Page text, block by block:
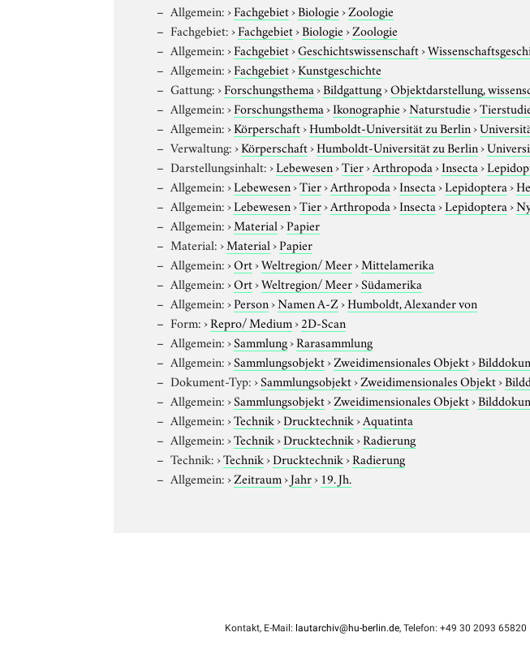
Allgemein:›Fachgebiet›Biologie›Zoologie
Fachgebiet:›Fachgebiet›Biologie›Zoologie
Allgemein:›Fachgebiet›Geschichtswissenschaft›
Allgemein:›Fachgebiet›Kunstgeschichte
Gattung:›Forschungsthema›Bildgattung›Objektdarstellung,
Allgemein:›Forschungsthema›Ikonographie›Naturstudie›
Allgemein:›Körperschaft›Humboldt-Universität zu Berlin›
Verwaltung:›Körperschaft›Humboldt-Universität zu Berlin›
Darstellungsinhalt:›Lebewesen›Tier›Arthropoda›Insecta›
Allgemein:›Lebewesen›Tier›Arthropoda›Insecta›Lepidoptera›
Allgemein:›Lebewesen›Tier›Arthropoda›Insecta›Lepidoptera›
Allgemein:›Material›Papier
Material:›Material›Papier
Allgemein:›Ort›Weltregion/ Meer›Mittelamerika
Allgemein:›Ort›Weltregion/ Meer›Südamerika
Allgemein:›Person›Namen A-Z›Humboldt, Alexander von
Form:›Repro/ Medium›2D-Scan
Allgemein:›Sammlung›Rarasammlung
Allgemein:›Sammlungsobjekt›Zweidimensionales Objekt›
Dokument-Typ:›Sammlungsobjekt›Zweidimensionales Objekt›
Allgemein:›Sammlungsobjekt›Zweidimensionales Objekt›
Allgemein:›Technik›Drucktechnik›Aquatinta
Allgemein:›Technik›Drucktechnik›Radierung
Technik:›Technik›Drucktechnik›Radierung
Allgemein:›Zeitraum›Jahr› 19. Jh.
Kontakt, E-Mail: lautarchiv@hu-berlin.de, Telefon: +49 30 2093 65820